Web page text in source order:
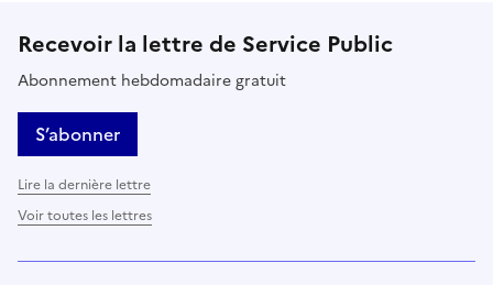
Recevoir la lettre de Service Public
Abonnement hebdomadaire gratuit
S’abonner
Lire la dernière lettre
Voir toutes les lettres